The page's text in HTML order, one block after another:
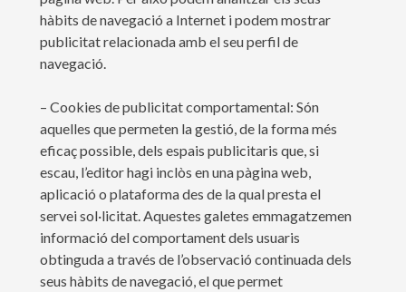
hàbits de navegació a Internet i podem mostrar
publicitat relacionada amb el seu perfil de
navegació.
– Cookies de publicitat comportamental: Són
aquelles que permeten la gestió, de la forma més
eficaç possible, dels espais publicitaris que, si
escau, l’editor hagi inclòs en una pàgina web,
aplicació o plataforma des de la qual presta el
servei sol·licitat. Aquestes galetes emmagatzemen
informació del comportament dels usuaris
obtinguda a través de l’observació continuada dels
seus hàbits de navegació, el que permet